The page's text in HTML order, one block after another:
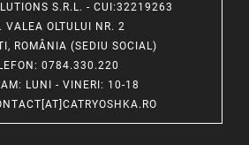
S.R.L. - CUI:32219263
VALEA OLTULUI NR. 2
ROMÂNIA (SEDIU SOCIAL)
: 0784.330.220
: LUNI - VINERI: 10-18